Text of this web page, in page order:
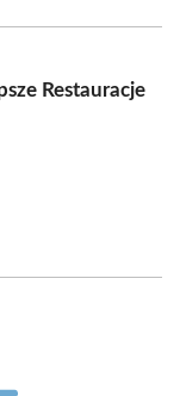
Restauracje